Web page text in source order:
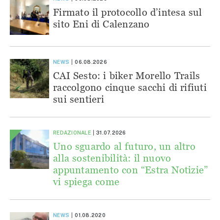
Firmato il protocollo d’intesa sul
sito Eni di Calenzano
NEWS 06.08.2026
CAI Sesto: i biker Morello Trails
raccolgono cinque sacchi di rifiuti
sui sentieri
REDAZIONALE 31.07.2026
Uno sguardo al futuro, un altro
alla sostenibilità: il nuovo
appuntamento con “Estra Notizie”
vi spiega come
NEWS 01.08.2020